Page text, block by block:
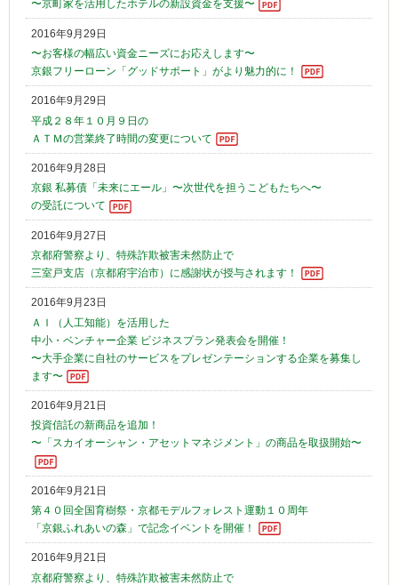
〜京町家を活用したホテルの新設資金を支援〜
2016年9月29日
〜お客様の幅広い資金ニーズにお応えします〜
京銀フリーローン「グッドサポート」がより魅力的に！
2016年9月29日
平成２８年１０月９日の
ＡＴＭの営業終了時間の変更について
2016年9月28日
京銀 私募債「未来にエール」〜次世代を担うこどもたちへ〜
の受託について
2016年9月27日
京都府警察より、特殊詐欺被害未然防止で
三室戸支店（京都府宇治市）に感謝状が授与されます！
2016年9月23日
ＡＩ（人工知能）を活用した
中小・ベンチャー企業 ビジネスプラン発表会を開催！
〜大手企業に自社のサービスをプレゼンテーションする企業を募集し
ます〜
2016年9月21日
投資信託の新商品を追加！
〜「スカイオーシャン・アセットマネジメント」の商品を取扱開始〜
2016年9月21日
第４０回全国育樹祭・京都モデルフォレスト運動１０周年
「京銀ふれあいの森」で記念イベントを開催！
2016年9月21日
京都府警察より、特殊詐欺被害未然防止で